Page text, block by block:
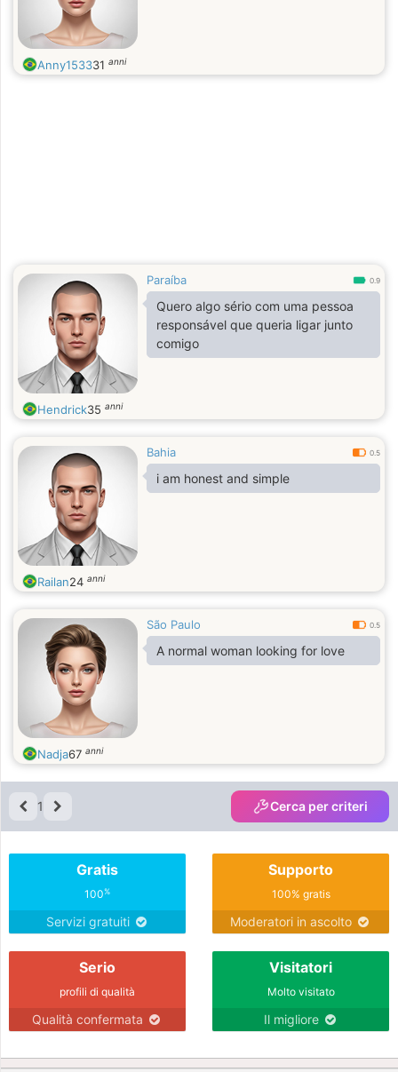
Anny153331 anni
Paraíba 0.9
Quero algo sério com uma pessoa
responsável que queria ligar junto
comigo
Hendrick35 anni
Bahia 0.5
i am honest and simple
Railan24 anni
São Paulo 0.5
A normal woman looking for love
Nadja67 anni
1 Cerca per criteri
Gratis
100%
Servizi gratuiti
Supporto
100% gratis
Moderatori in ascolto
Serio
profili di qualità
Qualità confermata
Visitatori
Molto visitato
Il migliore